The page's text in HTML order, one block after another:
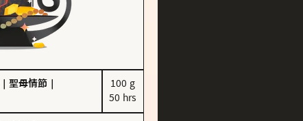
聖母情節
100 g
50 hrs